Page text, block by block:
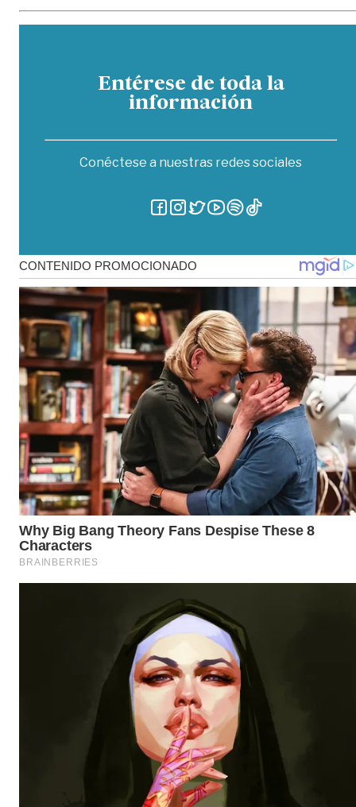
Entérese de toda la
información
Conéctese a nuestras redes sociales